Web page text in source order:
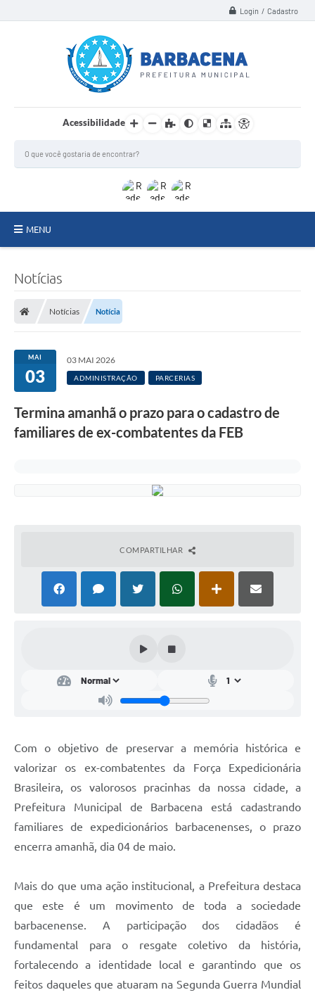
Login / Cadastro
Acessibilidade
MENU
Meio Ambiente
Ouvidoria
Serviços
PCA (Planos de Contratações Anuais)
Plano Diretor e Mobilidade Urbana
3º Jornada Empreendedora BQ
Festival Gastronômico
Regularização de bairros
Carta de Serviços
Arquivos para Download
Notícias
Notícias Notícia
MAI
03
03 MAI 2026
ADMINISTRAÇÃO PARCERIAS
Termina amanhã o prazo para o cadastro de
familiares de ex-combatentes da FEB
COMPARTILHAR
Com o objetivo de preservar a memória histórica e
valorizar os ex-combatentes da Força Expedicionária
Brasileira, os valorosos pracinhas da nossa cidade, a
Prefeitura Municipal de Barbacena está cadastrando
familiares de expedicionários barbacenenses, o prazo
encerra amanhã, dia 04 de maio.
Mais do que uma ação institucional, a Prefeitura destaca
que este é um movimento de toda a sociedade
barbacenense. A participação dos cidadãos é
fundamental para o resgate coletivo da história,
fortalecendo a identidade local e garantindo que os
feitos daqueles que atuaram na Segunda Guerra Mundial